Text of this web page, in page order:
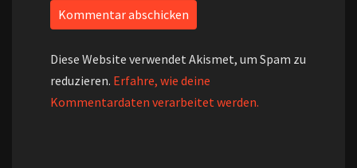
Diese Website verwendet Akismet, um Spam zu
reduzieren. Erfahre, wie deine
Kommentardaten verarbeitet werden.